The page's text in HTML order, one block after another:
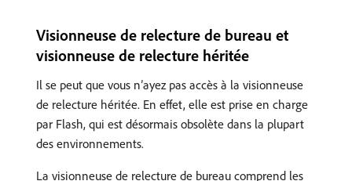
Visionneuse de relecture de bureau et
visionneuse de relecture héritée
Il se peut que vous n’ayez pas accès à la visionneuse
de relecture héritée. En effet, elle est prise en charge
par Flash, qui est désormais obsolète dans la plupart
des environnements.
La visionneuse de relecture de bureau comprend les